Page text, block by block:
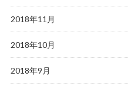
2018年11月
2018年10月
2018年9月